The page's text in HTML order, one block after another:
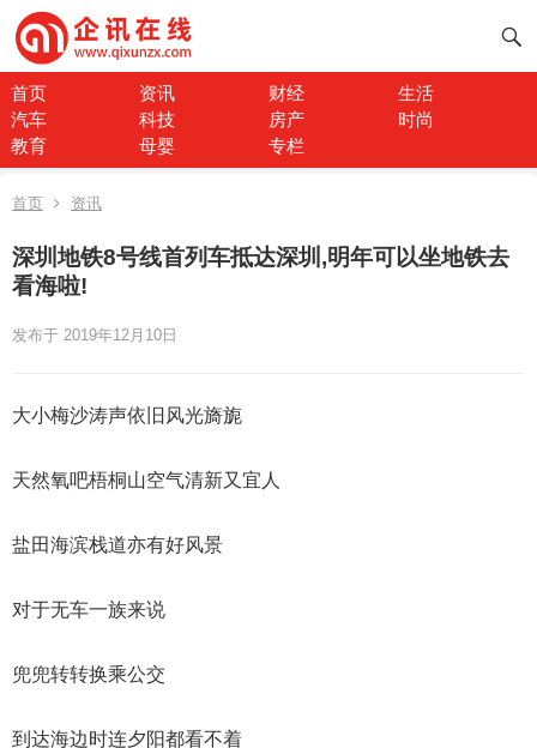
首页 资讯 财经
生活
汽车
科技 房产
时尚
教育
母婴 专栏
首页 资讯
深圳地铁8号线首列车抵达深圳,明年可以坐地铁去
看海啦!
发布于 2019年12月10日
大小梅沙涛声依旧风光旖旎
天然氧吧梧桐山空气清新又宜人
盐田海滨栈道亦有好风景
对于无车一族来说
兜兜转转换乘公交
到达海边时连夕阳都看不着